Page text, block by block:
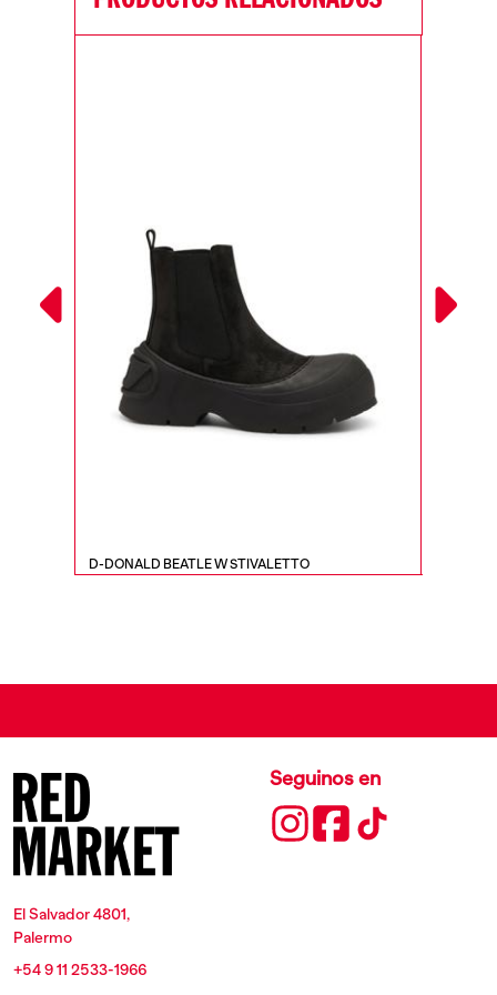
D-DONALD BEATLE W STIVALETTO
El Salvador 4801,
Palermo
+54 9 11 2533-1966
Seguinos en